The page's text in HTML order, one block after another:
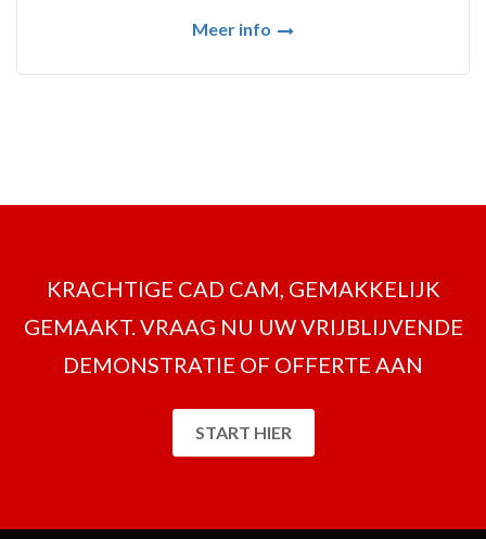
Meer info
KRACHTIGE CAD CAM, GEMAKKELIJK
GEMAAKT. VRAAG NU UW VRIJBLIJVENDE
DEMONSTRATIE OF OFFERTE AAN
START HIER